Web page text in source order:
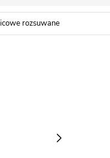
rozsuwane